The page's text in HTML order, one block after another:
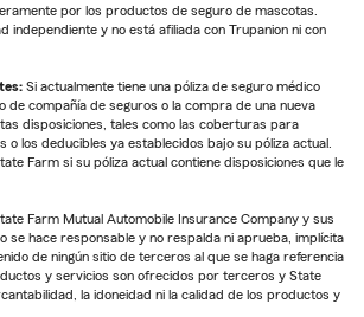
por los productos de seguro de mascotas.
independiente y no está afiliada con Trupanion ni con
Si actualmente tiene una póliza de seguro médico
de compañía de seguros o la compra de una nueva
disposiciones, tales como las coberturas para
o los deducibles ya establecidos bajo su póliza actual.
Farm si su póliza actual contiene disposiciones que le
Farm Mutual Automobile Insurance Company y sus
se hace responsable y no respalda ni aprueba, implícita
de ningún sitio de terceros al que se haga referencia
y servicios son ofrecidos por terceros y State
la idoneidad ni la calidad de los productos y